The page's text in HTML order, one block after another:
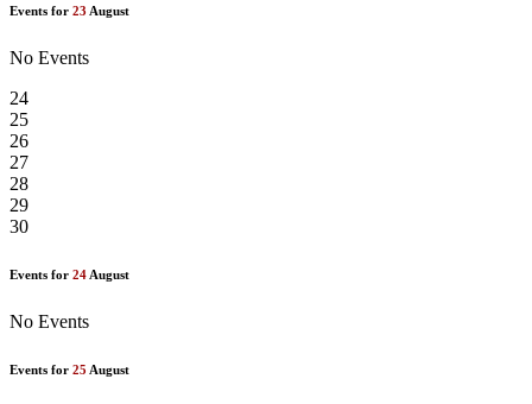
Events for 23 August
No Events
24
25
26
27
28
29
30
Events for 24 August
No Events
Events for 25 August